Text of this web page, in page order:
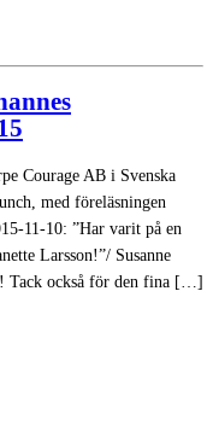
Courage AB i Svenska
med föreläsningen
11-10: ”Har varit på en
Larsson!”/ Susanne
Tack också för den fina […]